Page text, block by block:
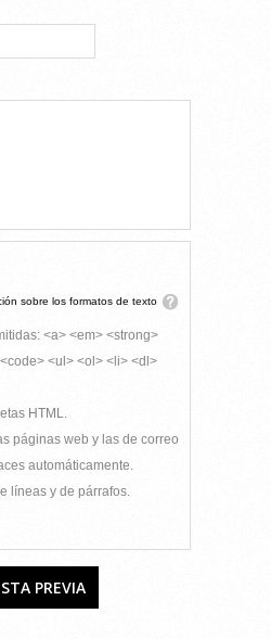
sobre los formatos de texto
<a> <em> <strong>
<ul> <ol> <li> <dl>
HTML.
páginas web y las de correo
automáticamente.
líneas y de párrafos.